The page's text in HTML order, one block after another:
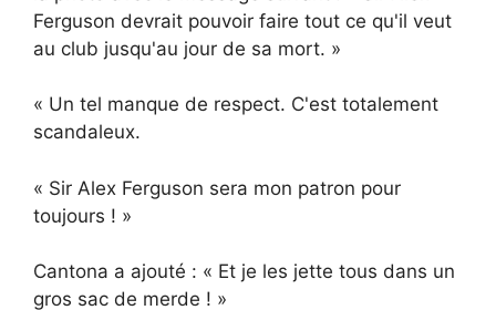
Ferguson devrait pouvoir faire tout ce qu'il veut
au club jusqu'au jour de sa mort. »
« Un tel manque de respect. C'est totalement
scandaleux.
« Sir Alex Ferguson sera mon patron pour
toujours ! »
Cantona a ajouté : « Et je les jette tous dans un
gros sac de merde ! »